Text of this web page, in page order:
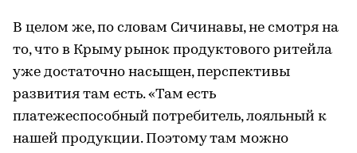
В целом же, по словам Сичинавы, не смотря на
то, что в Крыму рынок продуктового ритейла
уже достаточно насыщен, перспективы
развития там есть. «Там есть
платежеспособный потребитель, лояльный к
нашей продукции. Поэтому там можно